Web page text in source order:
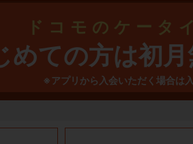
ドコモのケータ
めての方は初
※アプリから入会いただく場合は